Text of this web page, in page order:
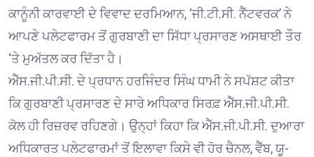
ਕਾਨੂੰਨੀ ਕਾਰਵਾਈ ਦੇ ਵਿਵਾਦ ਦਰਮਿਆਨ, ‘ਜੀ.ਟੀ.ਸੀ. ਨੈੱਟਵਰਕ’ ਨੇ
ਆਪਣੇ ਪਲੇਟਫਾਰਮ ਤੋਂ ਗੁਰਬਾਣੀ ਦਾ ਸਿੱਧਾ ਪ੍ਰਸਾਰਣ ਅਸਥਾਈ ਤੌਰ
‘ਤੇ ਮੁਅੱਤਲ ਕਰ ਦਿੱਤਾ ਹੈ।
ਐੱਸ.ਜੀ.ਪੀ.ਸੀ. ਦੇ ਪ੍ਰਧਾਨ ਹਰਜਿੰਦਰ ਸਿੰਘ ਧਾਮੀ ਨੇ ਸਪੱਸ਼ਟ ਕੀਤਾ
ਕਿ ਗੁਰਬਾਣੀ ਪ੍ਰਸਾਰਣ ਦੇ ਸਾਰੇ ਅਧਿਕਾਰ ਸਿਰਫ਼ ਐੱਸ.ਜੀ.ਪੀ.ਸੀ.
ਕੋਲ ਹੀ ਰਿਜ਼ਰਵ ਰਹਿਣਗੇ। ਉਨ੍ਹਾਂ ਕਿਹਾ ਕਿ ਐੱਸ.ਜੀ.ਪੀ.ਸੀ. ਦੁਆਰਾ
ਅਧਿਕਾਰਤ ਪਲੇਟਫਾਰਮਾਂ ਤੋਂ ਇਲਾਵਾ ਕਿਸੇ ਵੀ ਹੋਰ ਚੈਨਲ, ਵੈੱਬ, ਯੂ-